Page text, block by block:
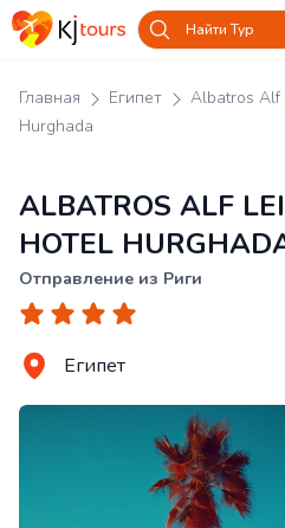
Найти Тур
Главная Египет
Albatros Alf
Hurghada
ALBATROS ALF
HOTEL
Отправление из Риги
Египет